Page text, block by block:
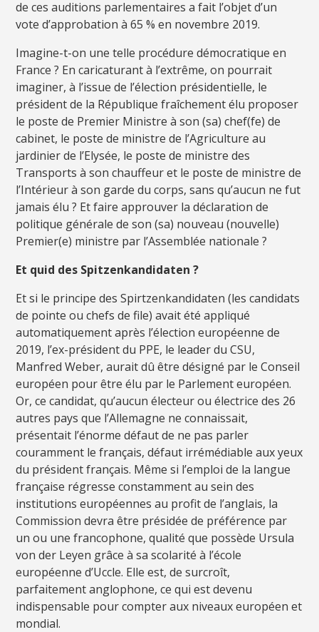
de ces auditions parlementaires a fait l’objet d’un
vote d’approbation à 65 % en novembre 2019.
Imagine-t-on une telle procédure démocratique en
France ? En caricaturant à l’extrême, on pourrait
imaginer, à l’issue de l’élection présidentielle, le
président de la République fraîchement élu proposer
le poste de Premier Ministre à son (sa) chef(fe) de
cabinet, le poste de ministre de l’Agriculture au
jardinier de l’Elysée, le poste de ministre des
Transports à son chauffeur et le poste de ministre de
l’Intérieur à son garde du corps, sans qu’aucun ne fut
jamais élu ? Et faire approuver la déclaration de
politique générale de son (sa) nouveau (nouvelle)
Premier(e) ministre par l’Assemblée nationale ?
Et quid des Spitzenkandidaten ?
Et si le principe des Spirtzenkandidaten (les candidats
de pointe ou chefs de file) avait été appliqué
automatiquement après l’élection européenne de
2019, l’ex-président du PPE, le leader du CSU,
Manfred Weber, aurait dû être désigné par le Conseil
européen pour être élu par le Parlement européen.
Or, ce candidat, qu’aucun électeur ou électrice des 26
autres pays que l’Allemagne ne connaissait,
présentait l’énorme défaut de ne pas parler
couramment le français, défaut irrémédiable aux yeux
du président français. Même si l’emploi de la langue
française régresse constamment au sein des
institutions européennes au profit de l’anglais, la
Commission devra être présidée de préférence par
un ou une francophone, qualité que possède Ursula
von der Leyen grâce à sa scolarité à l’école
européenne d’Uccle. Elle est, de surcroît,
parfaitement anglophone, ce qui est devenu
indispensable pour compter aux niveaux européen et
mondial.